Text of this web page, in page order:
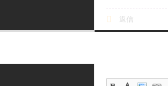
返信